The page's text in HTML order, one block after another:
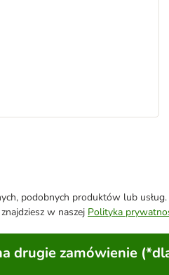
podobnych produktów lub
w naszej Polityka
drugie zamówienie